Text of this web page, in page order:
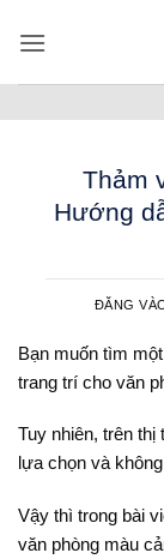
qua
Thảm
Hướng
ĐĂNG
Bạn muốn tìm
trang trí cho văn
Tuy nhiên, trên
lựa chọn và
Vậy thì trong bài
văn phòng màu